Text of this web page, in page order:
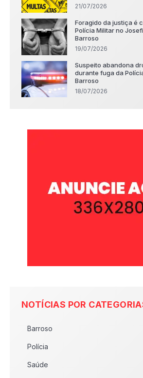
21/07/2026
Foragido da justiça é
Polícia Militar no
Barroso
19/07/2026
Suspeito abandona
durante fuga da
Barroso
18/07/2026
NOTÍCIAS POR
Barroso
Polícia
Saúde